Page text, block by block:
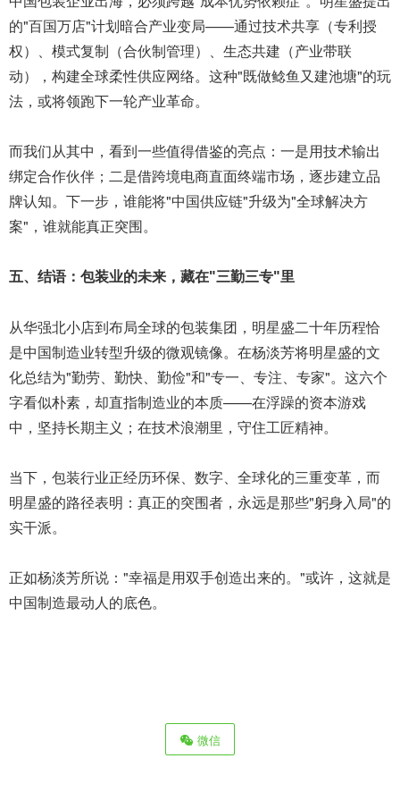
的"百国万店"计划暗合产业变局——通过技术共享（专利授
权）、模式复制（合伙制管理）、生态共建（产业带联
动），构建全球柔性供应网络。这种"既做鲶鱼又建池塘"的玩
法，或将领跑下一轮产业革命。
而我们从其中，看到一些值得借鉴的亮点：一是用技术输出
绑定合作伙伴；二是借跨境电商直面终端市场，逐步建立品
牌认知。下一步，谁能将"中国供应链"升级为"全球解决方
案"，谁就能真正突围。
五、结语：包装业的未来，藏在"三勤三专"里
从华强北小店到布局全球的包装集团，明星盛二十年历程恰
是中国制造业转型升级的微观镜像。在杨淡芳将明星盛的文
化总结为"勤劳、勤快、勤俭"和"专一、专注、专家"。这六个
字看似朴素，却直指制造业的本质——在浮躁的资本游戏
中，坚持长期主义；在技术浪潮里，守住工匠精神。
当下，包装行业正经历环保、数字、全球化的三重变革，而
明星盛的路径表明：真正的突围者，永远是那些"躬身入局"的
实干派。
正如杨淡芳所说："幸福是用双手创造出来的。"或许，这就是
中国制造最动人的底色。
微信